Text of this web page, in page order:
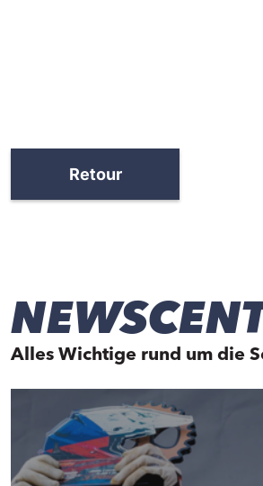
Retour
Alles Wichtige rund um die